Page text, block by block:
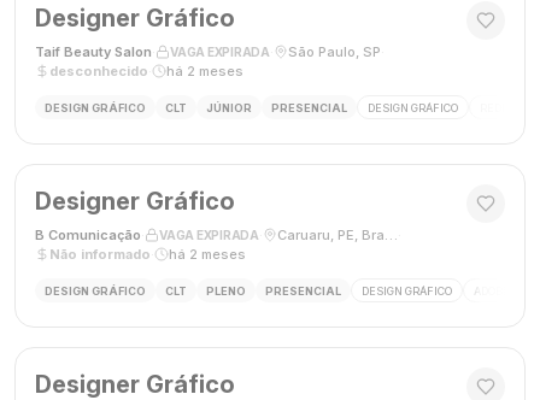
Designer Gráfico
Taif Beauty Salon VAGA EXPIRADA São Paulo, SP
desconhecido
há 2 meses
DESIGN GRÁFICO CLT JÚNIOR PRESENCIAL DESIGN GRÁFICO
Designer Gráfico
B Comunicação VAGA EXPIRADA Caruaru, PE, Brasil
Não informado
há 2 meses
DESIGN GRÁFICO CLT PLENO PRESENCIAL DESIGN GRÁFICO ADOBE
Designer Gráfico